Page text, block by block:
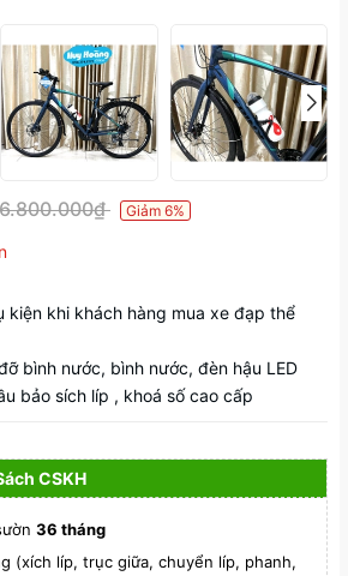
6.800.000₫ Giảm 6%
kiện khi khách hàng mua xe đạp thể
bình nước, bình nước, đèn hậu LED
bảo sích líp , khoá số cao cấp
CSKH
36 tháng
(xích líp, trục giữa, chuyển líp, phanh,